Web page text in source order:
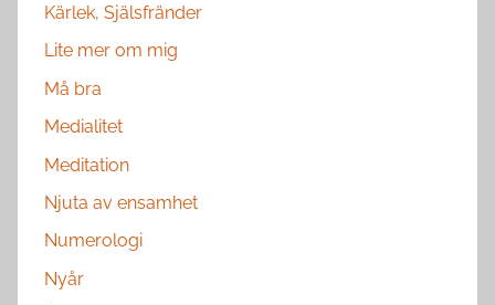
Kärlek, Själsfränder
Lite mer om mig
Må bra
Medialitet
Meditation
Njuta av ensamhet
Numerologi
Nyår